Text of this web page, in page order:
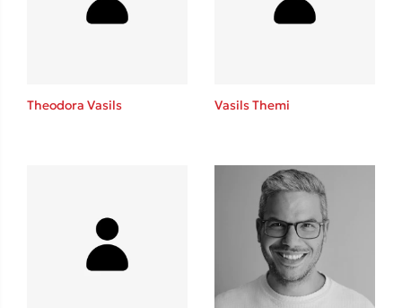
Δημοφιλείς Συγγραφείς
Φυστίκι ΠουΚυλάει
Theodora Vasils Vasils Themi